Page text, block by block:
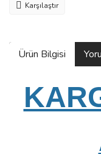
Karşılaştır
Ürün Bilgisi